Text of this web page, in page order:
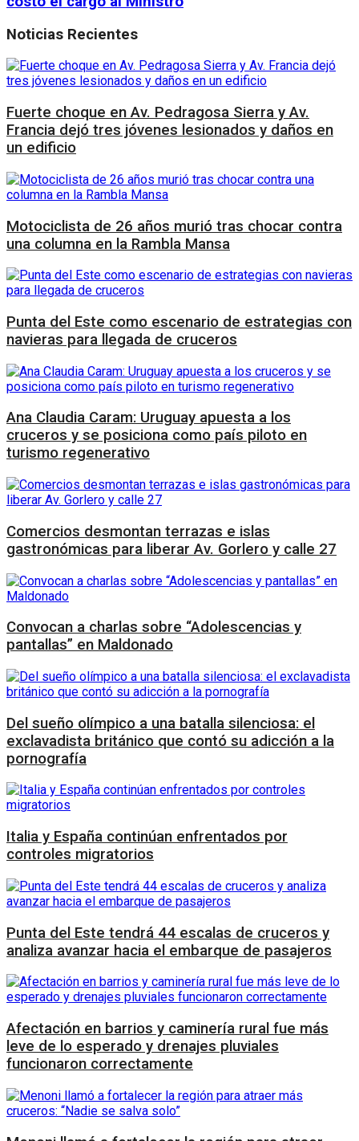
Noticias Recientes
Fuerte choque en Av. Pedragosa Sierra y Av.
Francia dejó tres jóvenes lesionados y daños en
un edificio
Motociclista de 26 años murió tras chocar contra
una columna en la Rambla Mansa
Punta del Este como escenario de estrategias con
navieras para llegada de cruceros
Ana Claudia Caram: Uruguay apuesta a los
cruceros y se posiciona como país piloto en
turismo regenerativo
Comercios desmontan terrazas e islas
gastronómicas para liberar Av. Gorlero y calle 27
Convocan a charlas sobre “Adolescencias y
pantallas” en Maldonado
Del sueño olímpico a una batalla silenciosa: el
exclavadista británico que contó su adicción a la
pornografía
Italia y España continúan enfrentados por
controles migratorios
Punta del Este tendrá 44 escalas de cruceros y
analiza avanzar hacia el embarque de pasajeros
Afectación en barrios y caminería rural fue más
leve de lo esperado y drenajes pluviales
funcionaron correctamente